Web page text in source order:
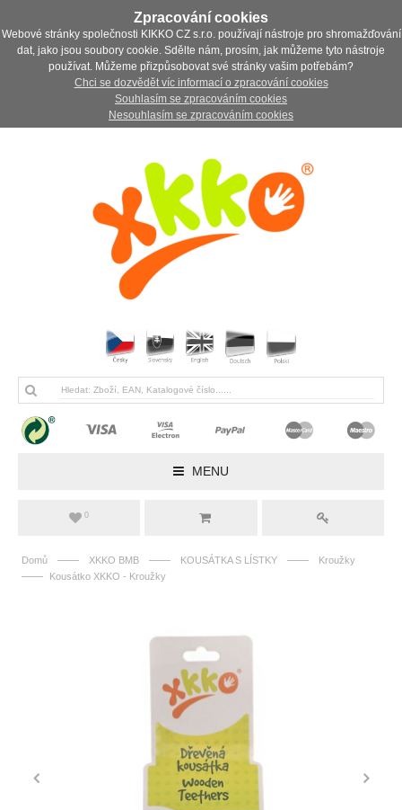
Zpracování cookies
Webové stránky společnosti KIKKO CZ s.r.o. používají nástroje pro shromažďování
dat, jako jsou soubory cookie. Sdělte nám, prosím, jak můžeme tyto nástroje
používat. Můžeme přizpůsobovat své stránky vašim potřebám?
Chci se dozvědět víc informací o zpracování cookies
Souhlasím se zpracováním cookies
Nesouhlasím se zpracováním cookies
MENU
0
Domů —— XKKO BMB —— KOUSÁTKA S LÍSTKY —— Kroužky
—— Kousátko XKKO - Kroužky